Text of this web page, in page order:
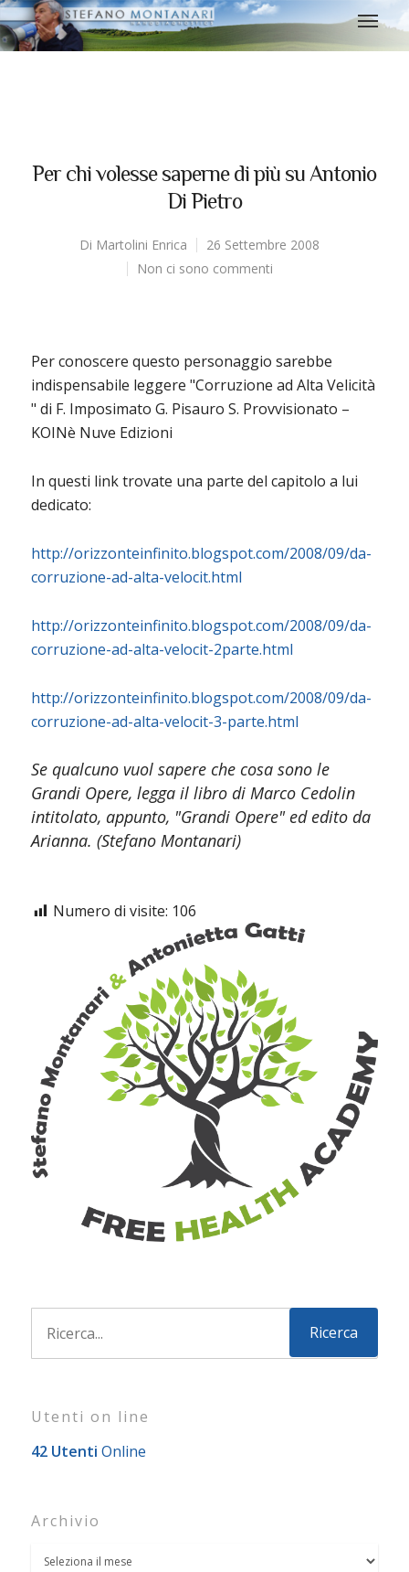
Per chi volesse saperne di più su Antonio
Di Pietro
Di Martolini Enrica
26 Settembre 2008
Non ci sono commenti
Per conoscere questo personaggio sarebbe
indispensabile leggere "Corruzione ad Alta Velicità
" di F. Imposimato G. Pisauro S. Provvisionato –
KOINè Nuve Edizioni
In questi link trovate una parte del capitolo a lui
dedicato:
http://orizzonteinfinito.blogspot.com/2008/09/da-
corruzione-ad-alta-velocit.html
http://orizzonteinfinito.blogspot.com/2008/09/da-
corruzione-ad-alta-velocit-2parte.html
http://orizzonteinfinito.blogspot.com/2008/09/da-
corruzione-ad-alta-velocit-3-parte.html
Se qualcuno vuol sapere che cosa sono le
Grandi Opere, legga il libro di Marco Cedolin
intitolato, appunto, "Grandi Opere" ed edito da
Arianna. (Stefano Montanari)
Numero di visite: 106
Utenti on line
42 Utenti Online
Archivio